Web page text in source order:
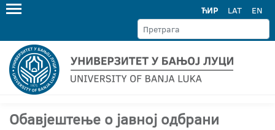
ЋИР LAT EN
Обавјештење о јавној одбрани